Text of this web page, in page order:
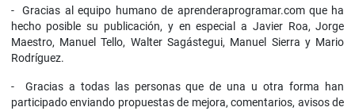
- Gracias al equipo humano de aprenderaprogramar.com que ha
hecho posible su publicación, y en especial a Javier Roa, Jorge
Maestro, Manuel Tello, Walter Sagástegui, Manuel Sierra y Mario
Rodríguez.
- Gracias a todas las personas que de una u otra forma han
participado enviando propuestas de mejora, comentarios, avisos de